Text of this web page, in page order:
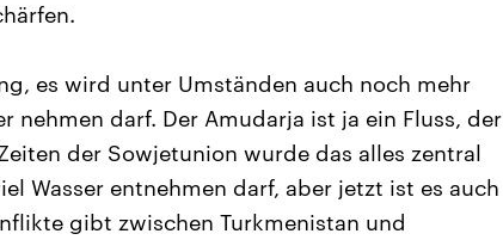
es wird unter Umständen auch noch mehr
nehmen darf. Der Amudarja ist ja ein Fluss, der
der Sowjetunion wurde das alles zentral
Wasser entnehmen darf, aber jetzt ist es auch
gibt zwischen Turkmenistan und